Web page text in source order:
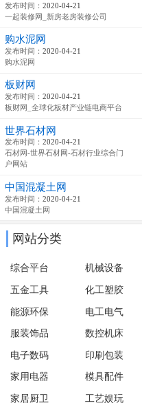
发布时间： 2020-04-21
一起装修网_新房老房装修公司
购水泥网
发布时间： 2020-04-21
购水泥网
板财网
发布时间： 2020-04-21
板财网_全球化板材产业链电商平台
世界石材网
发布时间： 2020-04-21
石材网-世界石材网-石材行业综合门
户网站
中国混凝土网
发布时间： 2020-04-21
中国混凝土网
网站分类
综合平台 机械设备
五金工具
化工塑胶
能源环保
电工电气
服装饰品
数控机床
电子数码
印刷包装
家用电器
模具配件
家居厨卫
工艺娱玩